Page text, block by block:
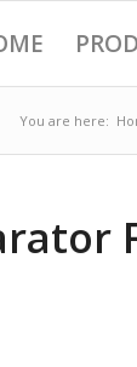
You are here: